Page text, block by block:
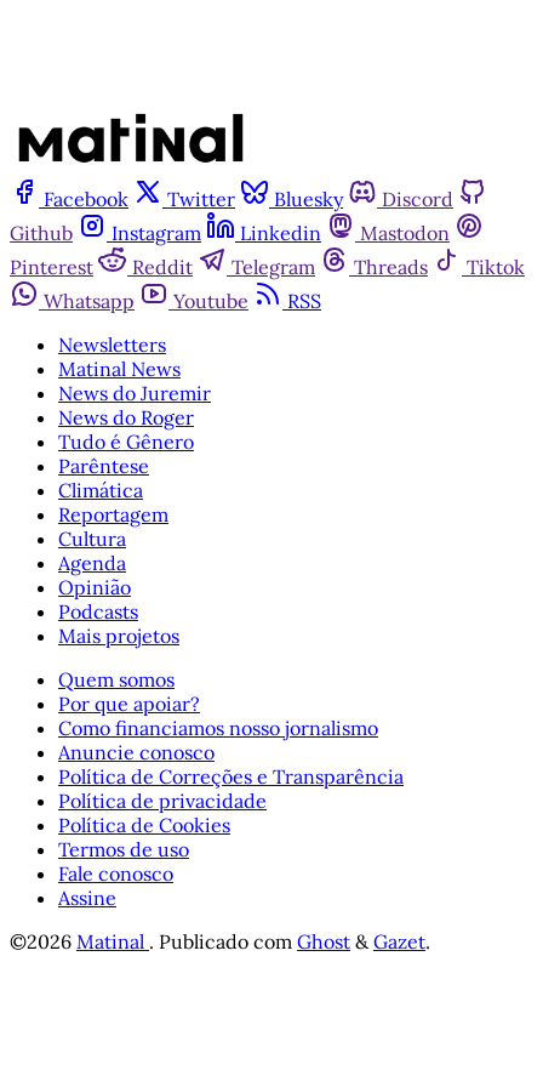
Facebook Twitter Bluesky
Discord
Github
Instagram Linkedin
Mastodon
Pinterest
Reddit Telegram Threads
Tiktok
Whatsapp
Youtube
RSS
Newsletters
Matinal News
News do Juremir
News do Roger
Tudo é Gênero
Parêntese
Climática
Reportagem
Cultura
Agenda
Opinião
Podcasts
Mais projetos
Quem somos
Por que apoiar?
Como financiamos nosso jornalismo
Anuncie conosco
Política de Correções e Transparência
Política de privacidade
Política de Cookies
Termos de uso
Fale conosco
Assine
©2026 Matinal . Publicado com Ghost & Gazet.